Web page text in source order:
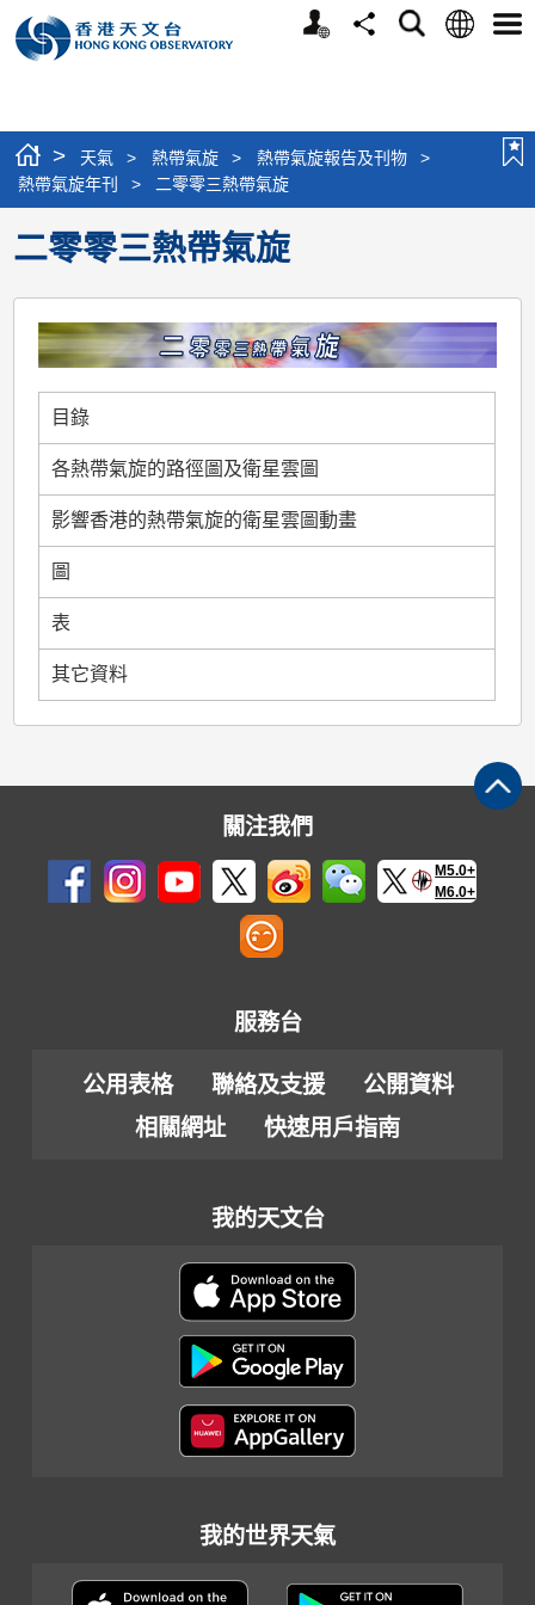
個
分
搜
語
選
> 天氣 > 熱帶氣旋 > 熱帶氣旋報告及刊物
>
熱帶氣旋年刊
> 二零零三熱帶氣旋
二零零三熱帶氣旋
目錄
各熱帶氣旋的路徑圖及衛星雲圖
影響香港的熱帶氣旋的衛星雲圖動畫
圖
表
其它資料
關注我們
M5.0+
M6.0+
服務台
公用表格 聯絡及支援
公開資料
相關網址
快速用戶指南
我的天文台
我的世界天氣